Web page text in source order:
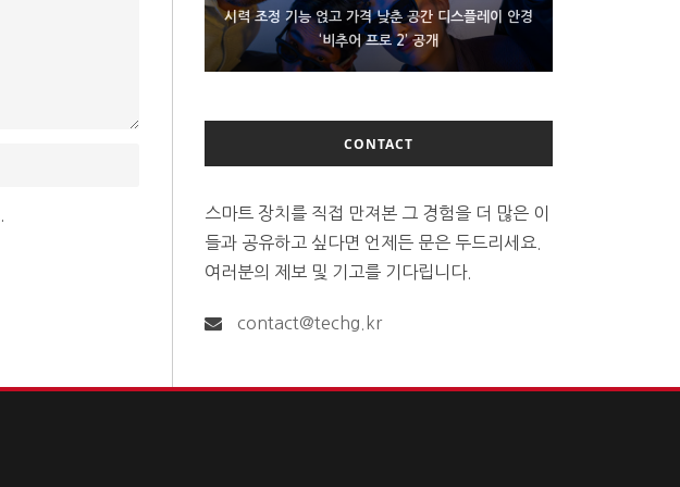
시력 조정 기능 얹고 가격 낮춘 공간 디스플레이 안경
‘비추어 프로 2’ 공개
D램 부족에 10억달러어치 아이폰18 프로세서 패키징
대기 중
300~400달러 반지형 스피커 준비하는 오픈AI
CONTACT
스마트 장치를 직접 만져본 그 경험을 더 많은 이
들과 공유하고 싶다면 언제든 문은 두드리세요.
여러분의 제보 및 기고를 기다립니다.
contact@techg.kr